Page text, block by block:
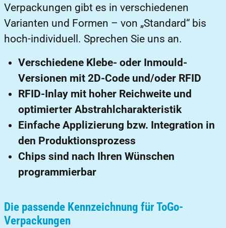
Verpackungen gibt es in verschiedenen
Varianten und Formen – von „Standard“ bis
hoch-individuell. Sprechen Sie uns an.
Verschiedene Klebe- oder Inmould-
Versionen mit 2D-Code und/oder RFID
RFID-Inlay mit hoher Reichweite und
optimierter Abstrahlcharakteristik
Einfache Applizierung bzw. Integration in
den Produktionsprozess
Chips sind nach Ihren Wünschen
programmierbar
Die passende Kennzeichnung für ToGo-
Verpackungen